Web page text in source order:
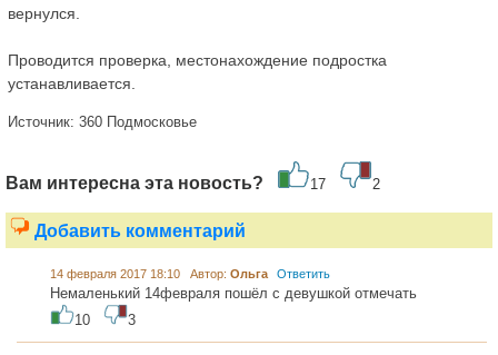
вернулся.
Проводится проверка, местонахождение подростка
устанавливается.
Источник: 360 Подмосковье
Вам интересна эта новость? 17 2
Добавить комментарий
14 февраля 2017 18:10 Автор: Ольга Ответить
Немаленький 14февраля пошёл с девушкой отмечать
10
3